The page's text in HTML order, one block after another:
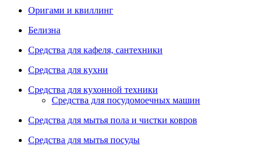
Оригами и квиллинг
Белизна
Средства для кафеля, сантехники
Средства для кухни
Средства для кухонной техники
Средства для посудомоечных машин
Средства для мытья пола и чистки ковров
Средства для мытья посуды